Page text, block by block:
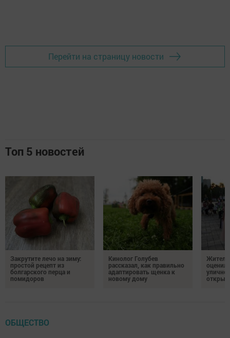
Перейти на страницу новости
Топ 5 новостей
Закрутите лечо на зиму:
простой рецепт из
болгарского перца и
помидоров
Кинолог Голубев
рассказал, как правильно
адаптировать щенка к
новому дому
ОБЩЕСТВО